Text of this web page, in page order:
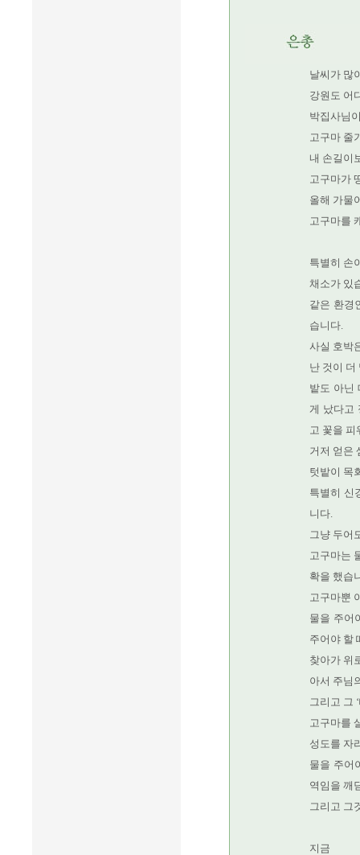
날씨가 많
강원도 어
박집사님
고구마 줄
내 손길이
고구마가
올해 가물
고구마를
특별히 손
채소가 있
같은 환경
습니다.
사실 호박
난 것이 더
밭도 아닌
게 났다고
고 꽃을 피
거저 얻은
텃밭이 목
특별히 신
니다.
그냥 두어
고구마는
확을 했습
고구마뿐
물을 주어
주어야 할
찾아가 위
아서 주님
그리고 그
고구마를
성도를 자
물을 주어
역임을 깨
그리고 그
지금